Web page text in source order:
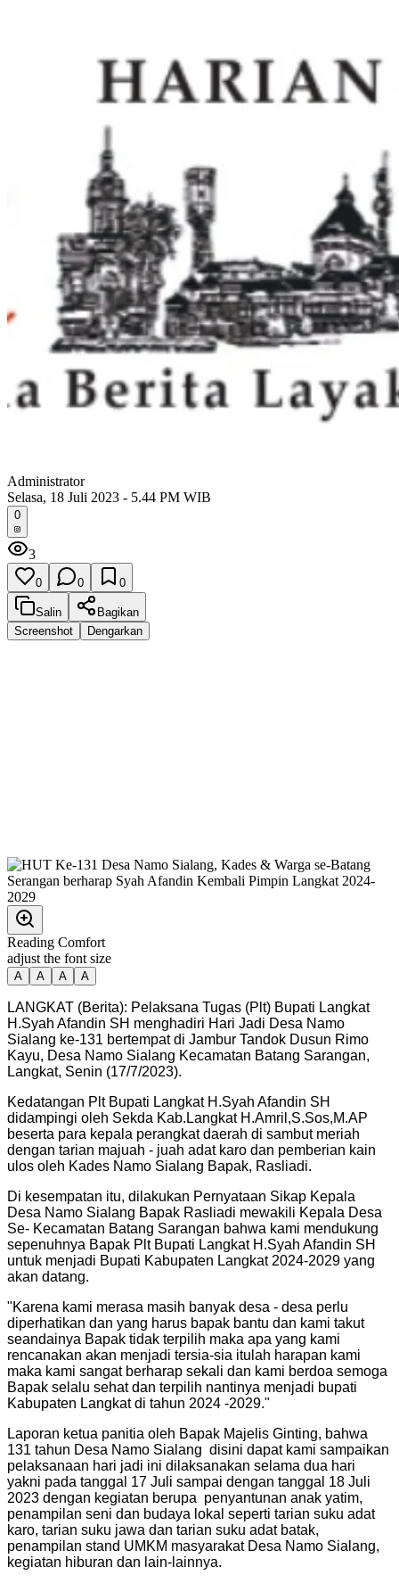
Administrator
Selasa, 18 Juli 2023 - 5.44 PM WIB
0
3
0 0 0
Salin
Bagikan
Screenshot
Dengarkan
Reading Comfort
adjust the font size
A A A A
LANGKAT (Berita): Pelaksana Tugas (Plt) Bupati Langkat
H.Syah Afandin SH menghadiri Hari Jadi Desa Namo
Sialang ke-131 bertempat di Jambur Tandok Dusun Rimo
Kayu, Desa Namo Sialang Kecamatan Batang Sarangan,
Langkat, Senin (17/7/2023).
Kedatangan Plt Bupati Langkat H.Syah Afandin SH
didampingi oleh Sekda Kab.Langkat H.Amril,S.Sos,M.AP
beserta para kepala perangkat daerah di sambut meriah
dengan tarian majuah - juah adat karo dan pemberian kain
ulos oleh Kades Namo Sialang Bapak, Rasliadi.
Di kesempatan itu, dilakukan Pernyataan Sikap Kepala
Desa Namo Sialang Bapak Rasliadi mewakili Kepala Desa
Se- Kecamatan Batang Sarangan bahwa kami mendukung
sepenuhnya Bapak Plt Bupati Langkat H.Syah Afandin SH
untuk menjadi Bupati Kabupaten Langkat 2024-2029 yang
akan datang.
"Karena kami merasa masih banyak desa - desa perlu
diperhatikan dan yang harus bapak bantu dan kami takut
seandainya Bapak tidak terpilih maka apa yang kami
rencanakan akan menjadi tersia-sia itulah harapan kami
maka kami sangat berharap sekali dan kami berdoa semoga
Bapak selalu sehat dan terpilih nantinya menjadi bupati
Kabupaten Langkat di tahun 2024 -2029."
Laporan ketua panitia oleh Bapak Majelis Ginting, bahwa
131 tahun Desa Namo Sialang disini dapat kami sampaikan
pelaksanaan hari jadi ini dilaksanakan selama dua hari
yakni pada tanggal 17 Juli sampai dengan tanggal 18 Juli
2023 dengan kegiatan berupa penyantunan anak yatim,
penampilan seni dan budaya lokal seperti tarian suku adat
karo, tarian suku jawa dan tarian suku adat batak,
penampilan stand UMKM masyarakat Desa Namo Sialang,
kegiatan hiburan dan lain-lainnya.